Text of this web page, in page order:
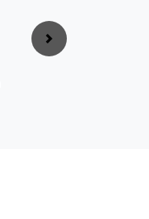
Próximo